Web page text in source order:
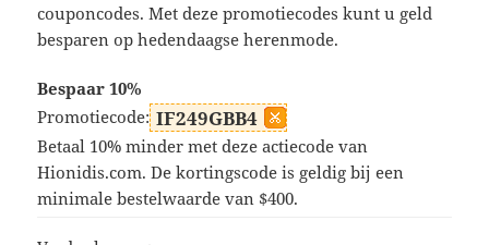
couponcodes. Met deze promotiecodes kunt u geld
besparen op hedendaagse herenmode.
Bespaar 10%
Promotiecode: IF249GBB4
Betaal 10% minder met deze actiecode van
Hionidis.com. De kortingscode is geldig bij een
minimale bestelwaarde van $400.